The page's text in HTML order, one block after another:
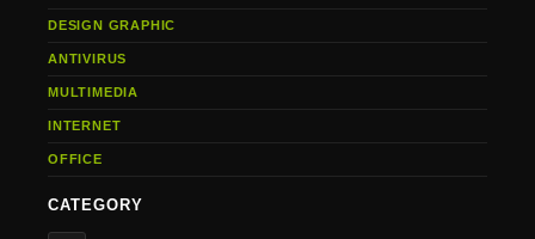
DESIGN GRAPHIC
ANTIVIRUS
MULTIMEDIA
INTERNET
OFFICE
CATEGORY